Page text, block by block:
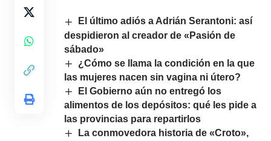
El último adiós a Adrián Serantoni: así
despidieron al creador de «Pasión de
sábado»
¿Cómo se llama la condición en la que
las mujeres nacen sin vagina ni útero?
El Gobierno aún no entregó los
alimentos de los depósitos: qué les pide a
las provincias para repartirlos
La conmovedora historia de «Croto»,